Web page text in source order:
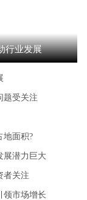
行业发展
题受关注
地面积?
展潜力巨大
者关注
领市场增长